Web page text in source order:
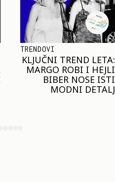
TRENDOVI
KLJUČNI TREND LETA:
MARGO ROBI I HEJLI
BIBER NOSE ISTI
MODNI DETALJ